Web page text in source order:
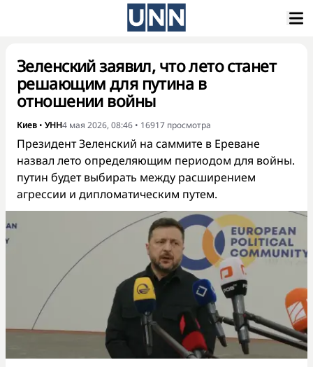
Зеленский заявил, что лето станет
решающим для путина в
отношении войны
Киев • УНН4 мая 2026, 08:46 • 16917 просмотра
Президент Зеленский на саммите в Ереване
назвал лето определяющим периодом для войны.
путин будет выбирать между расширением
агрессии и дипломатическим путем.